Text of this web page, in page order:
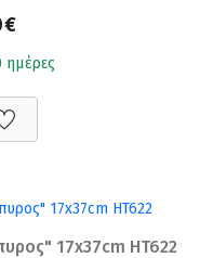
ημέρες
17x37cm HT622